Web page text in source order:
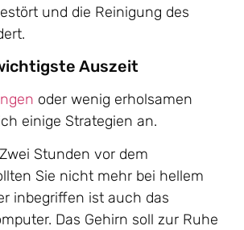
und die Reinigung des
Auszeit
oder wenig erholsamen
einige Strategien an.
Stunden vor dem
Sie nicht mehr bei hellem
inbegriffen ist auch das
Das Gehirn soll zur Ruhe